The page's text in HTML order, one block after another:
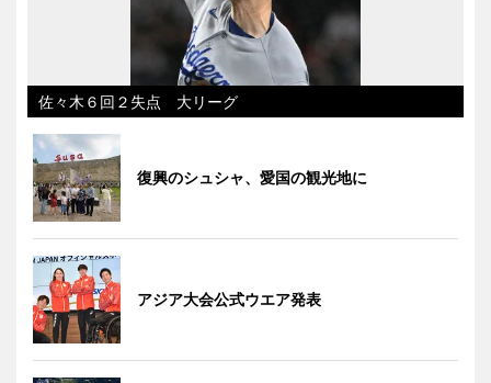
佐々木６回２失点 大リーグ
復興のシュシャ、愛国の観光地に
アジア大会公式ウエア発表